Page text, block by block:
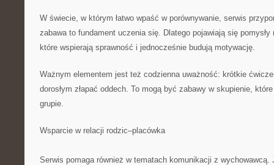
W świecie, w którym łatwo wpaść w porównywanie, serwis
zabawa to fundament uczenia się. Dlatego pojawiają się
które wspierają sprawność i jednocześnie budują motywację.
Ważnym elementem jest też codzienna uważność: krótkie
dorosłym złapać oddech. To mogą być zabawy w skupienie,
grupie.
Wsparcie w relacji rodzic–placówka
Serwis pomaga również w tematach komunikacji z